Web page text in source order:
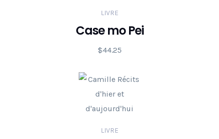
LIVRE
Case mo Pei
$44.25
LIVRE